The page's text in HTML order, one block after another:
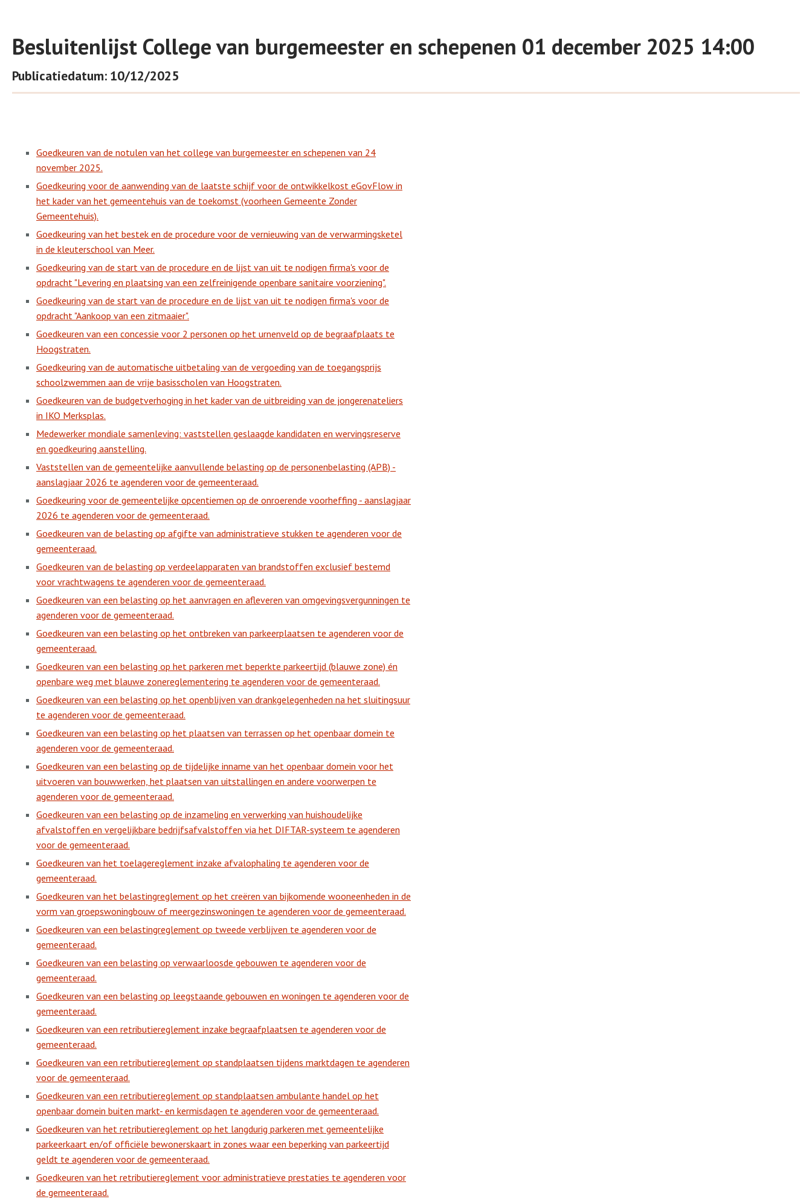
Besluitenlijst College van burgemeester en schepenen 01 december 2025 14:00
Publicatiedatum: 10/12/2025
Goedkeuren van de notulen van het college van burgemeester en schepenen van 24
november 2025.
Goedkeuring voor de aanwending van de laatste schijf voor de ontwikkelkost eGovFlow in
het kader van het gemeentehuis van de toekomst (voorheen Gemeente Zonder
Gemeentehuis).
Goedkeuring van het bestek en de procedure voor de vernieuwing van de verwarmingsketel
in de kleuterschool van Meer.
Goedkeuring van de start van de procedure en de lijst van uit te nodigen firma's voor de
opdracht "Levering en plaatsing van een zelfreinigende openbare sanitaire voorziening".
Goedkeuring van de start van de procedure en de lijst van uit te nodigen firma's voor de
opdracht "Aankoop van een zitmaaier".
Goedkeuren van een concessie voor 2 personen op het urnenveld op de begraafplaats te
Hoogstraten.
Goedkeuring van de automatische uitbetaling van de vergoeding van de toegangsprijs
schoolzwemmen aan de vrije basisscholen van Hoogstraten.
Goedkeuren van de budgetverhoging in het kader van de uitbreiding van de jongerenateliers
in IKO Merksplas.
Medewerker mondiale samenleving: vaststellen geslaagde kandidaten en wervingsreserve
en goedkeuring aanstelling.
Vaststellen van de gemeentelijke aanvullende belasting op de personenbelasting (APB) -
aanslagjaar 2026 te agenderen voor de gemeenteraad.
Goedkeuring voor de gemeentelijke opcentiemen op de onroerende voorheffing - aanslagjaar
2026 te agenderen voor de gemeenteraad.
Goedkeuren van de belasting op afgifte van administratieve stukken te agenderen voor de
gemeenteraad.
Goedkeuren van de belasting op verdeelapparaten van brandstoffen exclusief bestemd
voor vrachtwagens te agenderen voor de gemeenteraad.
Goedkeuren van een belasting op het aanvragen en afleveren van omgevingsvergunningen te
agenderen voor de gemeenteraad.
Goedkeuren van een belasting op het ontbreken van parkeerplaatsen te agenderen voor de
gemeenteraad.
Goedkeuren van een belasting op het parkeren met beperkte parkeertijd (blauwe zone) én
openbare weg met blauwe zonereglementering te agenderen voor de gemeenteraad.
Goedkeuren van een belasting op het openblijven van drankgelegenheden na het sluitingsuur
te agenderen voor de gemeenteraad.
Goedkeuren van een belasting op het plaatsen van terrassen op het openbaar domein te
agenderen voor de gemeenteraad.
Goedkeuren van een belasting op de tijdelijke inname van het openbaar domein voor het
uitvoeren van bouwwerken, het plaatsen van uitstallingen en andere voorwerpen te
agenderen voor de gemeenteraad.
Goedkeuren van een belasting op de inzameling en verwerking van huishoudelijke
afvalstoffen en vergelijkbare bedrijfsafvalstoffen via het DIFTAR-systeem te agenderen
voor de gemeenteraad.
Goedkeuren van het toelagereglement inzake afvalophaling te agenderen voor de
gemeenteraad.
Goedkeuren van het belastingreglement op het creëren van bijkomende wooneenheden in de
vorm van groepswoningbouw of meergezinswoningen te agenderen voor de gemeenteraad.
Goedkeuren van een belastingreglement op tweede verblijven te agenderen voor de
gemeenteraad.
Goedkeuren van een belasting op verwaarloosde gebouwen te agenderen voor de
gemeenteraad.
Goedkeuren van een belasting op leegstaande gebouwen en woningen te agenderen voor de
gemeenteraad.
Goedkeuren van een retributiereglement inzake begraafplaatsen te agenderen voor de
gemeenteraad.
Goedkeuren van een retributiereglement op standplaatsen tijdens marktdagen te agenderen
voor de gemeenteraad.
Goedkeuren van een retributiereglement op standplaatsen ambulante handel op het
openbaar domein buiten markt- en kermisdagen te agenderen voor de gemeenteraad.
Goedkeuren van het retributiereglement op het langdurig parkeren met gemeentelijke
parkeerkaart en/of officiële bewonerskaart in zones waar een beperking van parkeertijd
geldt te agenderen voor de gemeenteraad.
Goedkeuren van het retributiereglement voor administratieve prestaties te agenderen voor
de gemeenteraad.